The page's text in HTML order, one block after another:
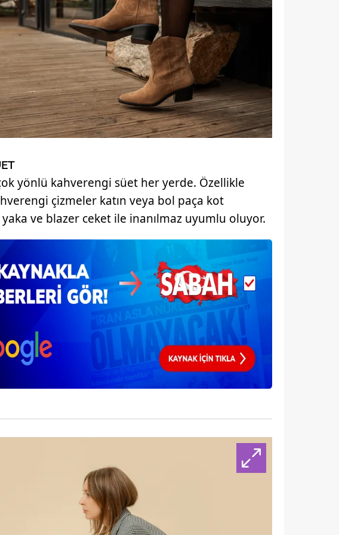
kullanılan çerezlerle ilgili bilgi almak için lütfentıklayınız.
yönlü kahverengi süet her yerde. Özellikle
çizmeler katın veya bol paça kot
yaka ve blazer ceket ile inanılmaz uyumlu oluyor.